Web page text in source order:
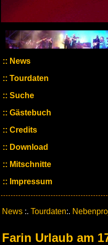
News
Tourdaten
Suche
Gästebuch
Credits
Download
Mitschnitte
Impressum
News :. Tourdaten:.
Farin Urlaub am